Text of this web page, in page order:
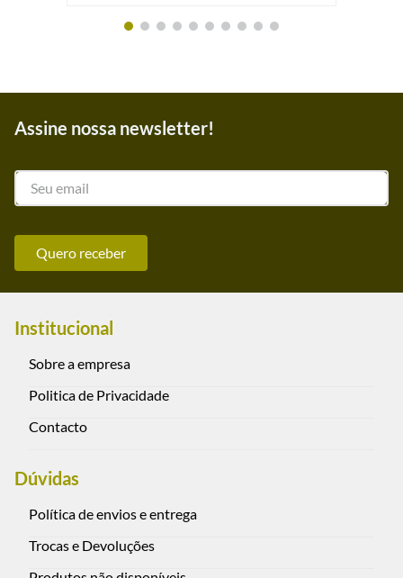
Assine nossa newsletter!
Quero receber
Institucional
Sobre a empresa
Politica de Privacidade
Contacto
Dúvidas
Política de envios e entrega
Trocas e Devoluções